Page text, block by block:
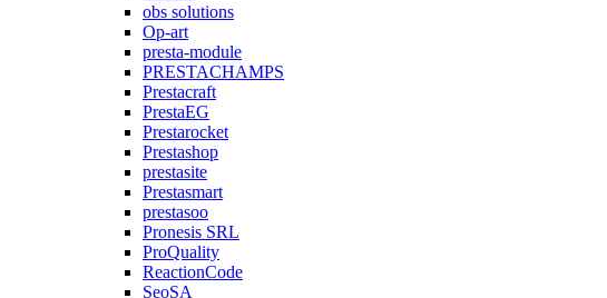
obs solutions
Op-art
presta-module
PRESTACHAMPS
Prestacraft
PrestaEG
Prestarocket
Prestashop
prestasite
Prestasmart
prestasoo
Pronesis SRL
ProQuality
ReactionCode
SeoSA